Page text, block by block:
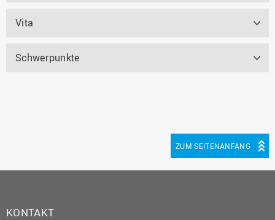
Vita
Schwerpunkte
ZUM SEITENANFANG
KONTAKT